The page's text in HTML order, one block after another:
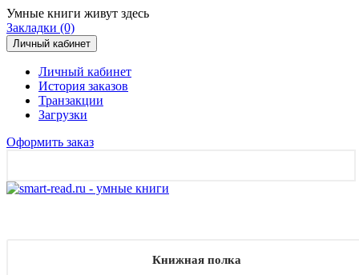
Умные книги живут здесь
Закладки (0)
Личный кабинет
Личный кабинет
История заказов
Транзакции
Загрузки
Оформить заказ
Книжная полка